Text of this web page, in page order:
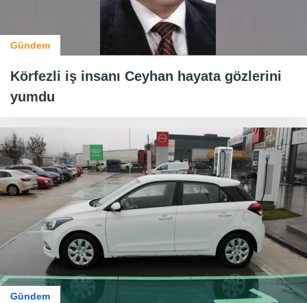
Gündem
Körfezli iş insanı Ceyhan hayata gözlerini
yumdu
Gündem